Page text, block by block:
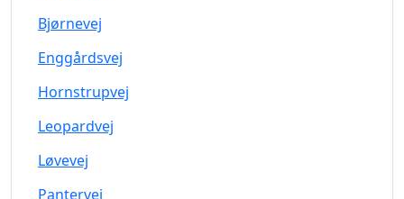
Bjørnevej
Enggårdsvej
Hornstrupvej
Leopardvej
Løvevej
Pantervej